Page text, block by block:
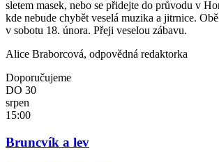
sletem masek, nebo se přidejte do průvodu v
kde nebude chybět veselá muzika a jitrnice.
v sobotu 18. února. Přeji veselou zábavu.
Alice Braborcová, odpovědná redaktorka
Doporučujeme
DO 30
srpen
15:00
Bruncvík a lev